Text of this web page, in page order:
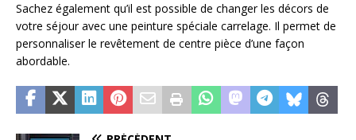
Sachez également qu’il est possible de changer les décors de
votre séjour avec une peinture spéciale carrelage. Il permet de
personnaliser le revêtement de centre pièce d’une façon
abordable.